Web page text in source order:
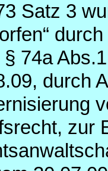
Satz 3
§ 74a
durch
zur